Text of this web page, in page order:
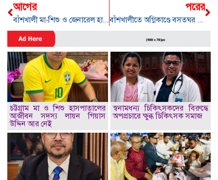
আগের
বাঁশখালী মা-শিশু ও জেনারেল হাসপাতাল লিমিটেডের ৭ম এজিএম
পরের
বাঁশখালীতে অগ্নিকাণ্ডে বসতঘর পুড়ে ছাই
চট্টগ্রাম মা ও শিশু হাসপাতালের
আজীবন সদস্য লায়ন গিয়াস
উদ্দিন আর নেই
স্বনামধন্য চিকিৎসকদের বিরুদ্ধে
অপপ্রচারে ক্ষুব্ধ চিকিৎসক সমাজ